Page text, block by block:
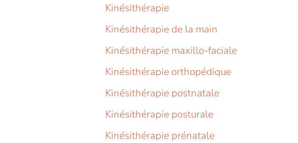
Kinésithérapie
Kinésithérapie de la main
Kinésithérapie maxillo-faciale
Kinésithérapie orthopédique
Kinésithérapie postnatale
Kinésithérapie posturale
Kinésithérapie prénatale